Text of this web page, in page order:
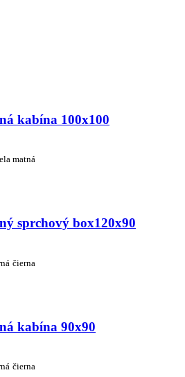
kabína 100x100
matná
sprchový box120x90
čierna
kabína 90x90
čierna